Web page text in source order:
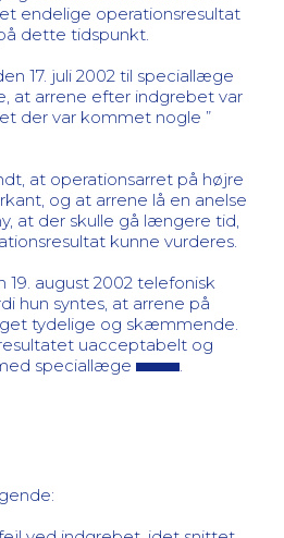
endelige operationsresultat
dette tidspunkt.
17. juli 2002 til speciallæge
at arrene efter indgrebet var
der var kommet nogle ”
at operationsarret på højre
og at arrene lå en anelse
at der skulle gå længere tid,
kunne vurderes.
august 2002 telefonisk
hun syntes, at arrene på
tydelige og skæmmende.
uacceptabelt og
speciallæge